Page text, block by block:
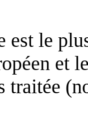
est le
et
traitée